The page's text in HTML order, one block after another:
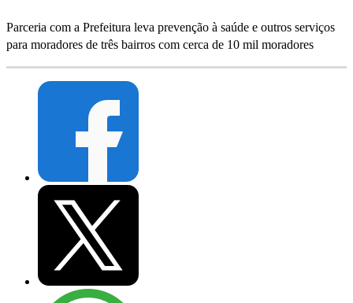
Parceria com a Prefeitura leva prevenção à saúde e outros serviços
para moradores de três bairros com cerca de 10 mil moradores